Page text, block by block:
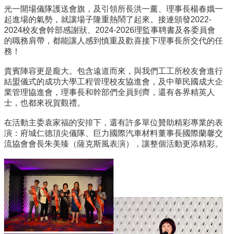
English
系
所
簡
介
學
程
簡
介
教
學
研
究
所
成
員
入
光一開場儀隊護送會旗，及引領所長洪一薰、理事長楊春娥一
起進場的氣勢，就讓場子隆重熱鬧了起來。接連頒發2022-
2024校友會幹部感謝狀、2024-2026理監事聘書及各委員會
的職務肩帶，都能讓人感到慎重及歡喜接下理事長所交代的任
務！
貴賓陣容更是龐大。包含遠道而來，與我們工工所校友會進行
結盟儀式的成功大學工程管理校友協進會，及中華民國成大企
業管理協進會，理事長和幹部們全員到齊，還有各界精英人
士，也都來祝賀觀禮。
在活動主委袁家福的安排下，還有許多單位贊助精彩專業的表
演：府城仁德頂尖儀隊、巨力國際汽車材料董事長國際蘭馨交
流協會會長朱美臻（薩克斯風表演），讓整個活動更添精彩。